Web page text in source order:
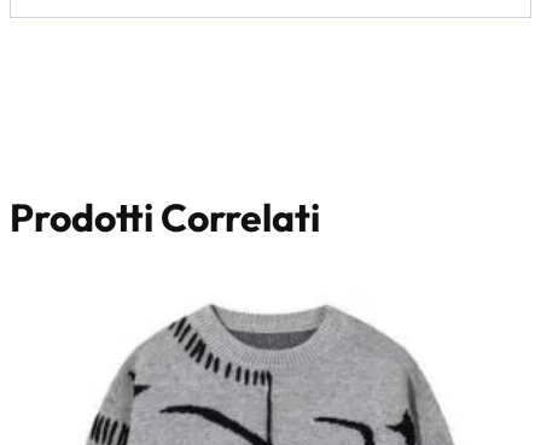
Prodotti Correlati